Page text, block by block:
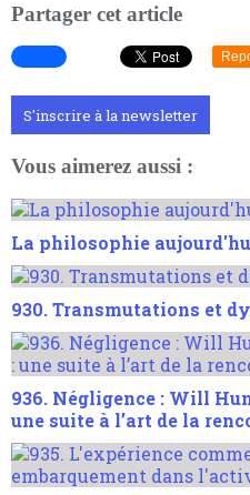
Partager cet article
S'inscrire à la newsletter
Vous aimerez aussi :
La philosophie
930. Transmutations et
936. Négligence : Will
une suite à l’art de la